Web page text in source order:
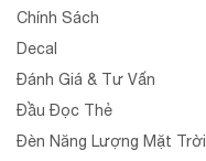
Chính Sách
Decal
Đánh Giá & Tư Vấn
Đầu Đọc Thẻ
Đèn Năng Lượng Mặt Trời